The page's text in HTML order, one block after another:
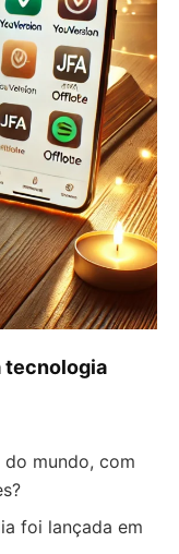
tecnologia
mundo, com
foi lançada em